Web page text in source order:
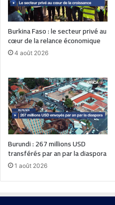
Burkina Faso : le secteur privé au
cœur de la relance économique
4 août 2026
Burundi : 267 millions USD
transférés par an par la diaspora
1 août 2026